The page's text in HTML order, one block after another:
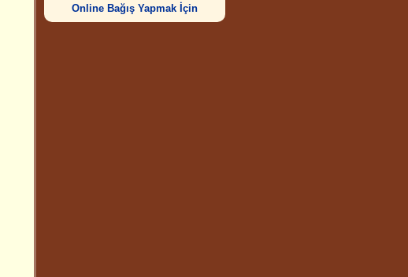
Online Bağış Yapmak İçin